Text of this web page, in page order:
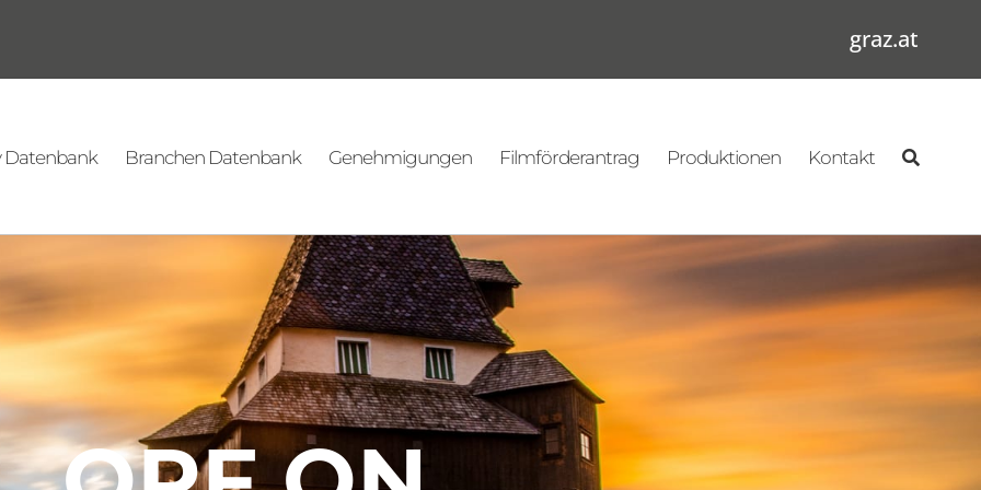
graz.at
Datenbank Branchen Datenbank Genehmigungen Filmförderantrag Produktionen Kontakt